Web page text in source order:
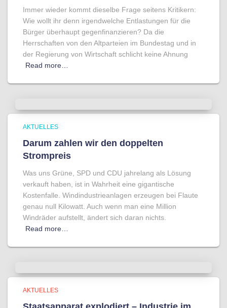
Immer wieder kommt dieselbe Frage seitens Kritikern:
Wie wollt ihr denn irgendwelche Entlastungen für die
Bürger überhaupt gegenfinanzieren? Da die
Herrschaften von den Altparteien im Bundestag und in
der Regierung von Wirtschaft schlicht keine Ahnung
Read more…
AKTUELLES
Darum zahlen wir den doppelten
Strompreis
Was uns Grüne, SPD und CDU jahrelang als Lösung
verkauft haben, ist in Wahrheit eine gigantische
Kostenfalle. Windindustrieanlagen erzeugen bei Flaute
genau null Kilowatt. Auch wenn man eine Million
Windräder aufstellt, ändert sich daran nichts.
Read more…
AKTUELLES